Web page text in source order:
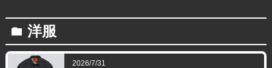
folder 洋服
2026/7/31